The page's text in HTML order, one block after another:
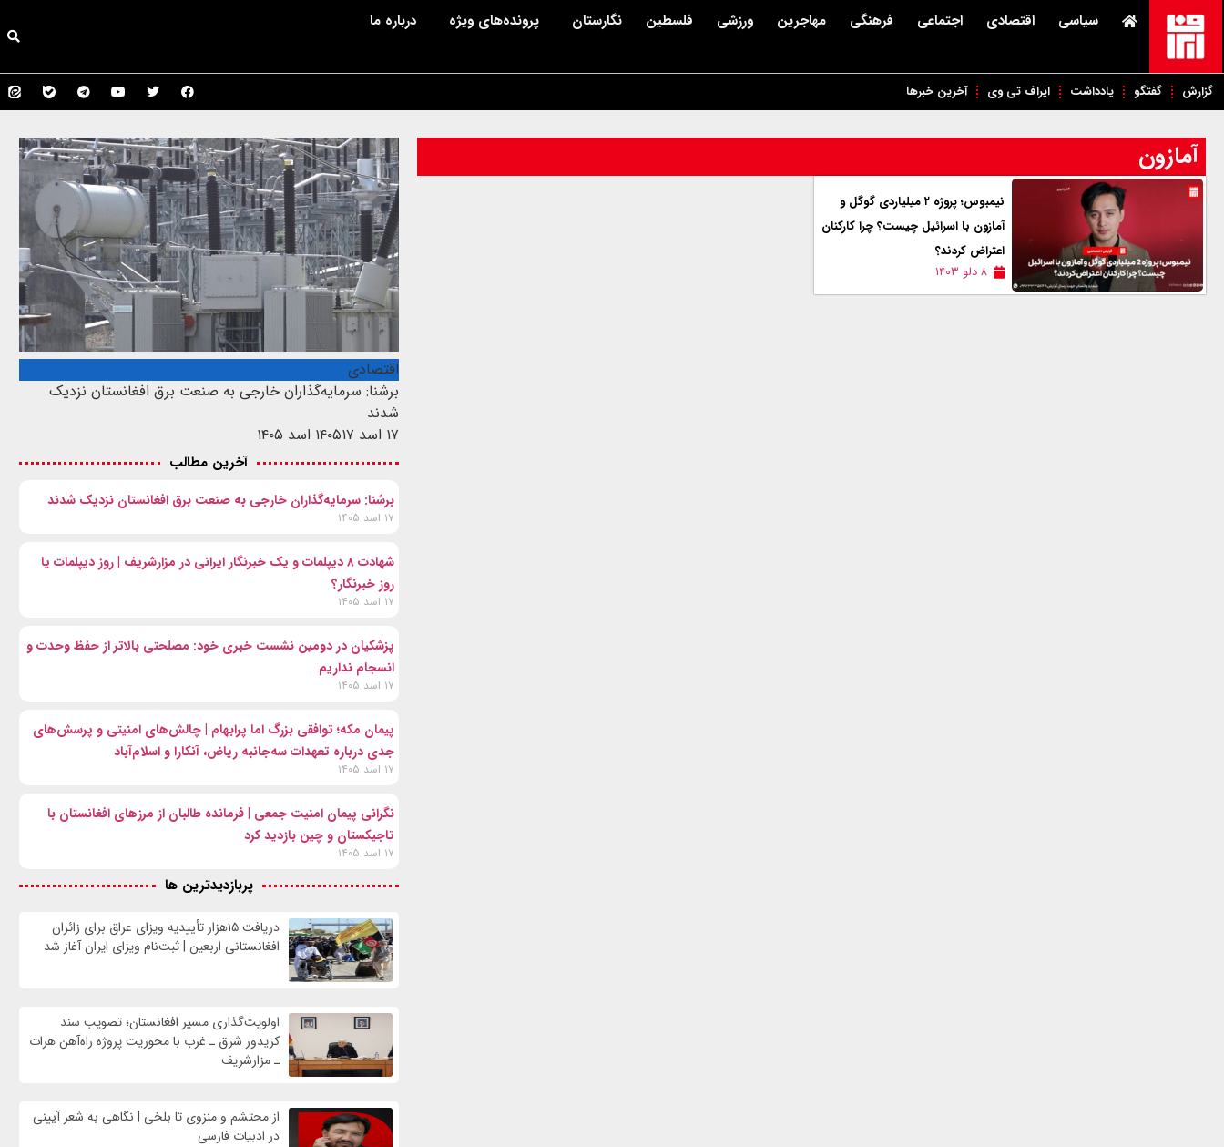
سیاسی اقتصادی اجتماعی فرهنگی مهاجرین ورزشی فلسطین نگارستان پرونده‌های ویژه درباره ما
گزارش گفتگو یادداشت ایراف تی وی آخرین خبرها
آمازون
نیمبوس؛ پروژه ۲ میلیاردی گوگل و
آمازون با اسرائیل چیست؟ چرا کارکنان
اعتراض کردند؟
۸ دلو ۱۴۰۳
اقتصادی
برشنا: سرمایه‌گذاران خارجی به صنعت برق افغانستان نزدیک
شدند
۱۷ اسد ۱۴۰۵
۱۷ اسد ۱۴۰۵
آخرین مطالب
برشنا: سرمایه‌گذاران خارجی به صنعت برق افغانستان نزدیک شدند
۱۷ اسد ۱۴۰۵
شهادت ۸ دیپلمات و یک خبرنگار ایرانی در مزارشریف | روز دیپلمات یا
روز خبرنگار؟
۱۷ اسد ۱۴۰۵
پزشکیان در دومین نشست خبری خود: مصلحتی بالاتر از حفظ وحدت و
انسجام نداریم
۱۷ اسد ۱۴۰۵
پیمان مکه؛ توافقی بزرگ اما پرابهام | چالش‌های امنیتی و پرسش‌های
جدی درباره تعهدات سه‌جانبه ریاض، آنکارا و اسلام‌آباد
۱۷ اسد ۱۴۰۵
نگرانی پیمان امنیت جمعی | فرمانده طالبان از مرزهای افغانستان با
تاجیکستان و چین بازدید کرد
۱۷ اسد ۱۴۰۵
پربازدیدترین ها
دریافت ۱۵هزار تأییدیه ویزای عراق برای زائران
افغانستانی اربعین | ثبت‌نام ویزای ایران آغاز شد
اولویت‌گذاری مسیر افغانستان؛ تصویب سند
کریدور شرق ـ غرب با محوریت پروژه راه‌آهن هرات
ـ مزارشریف
از محتشم و منزوی تا بلخی | نگاهی به شعر آیینی
در ادبیات فارسی